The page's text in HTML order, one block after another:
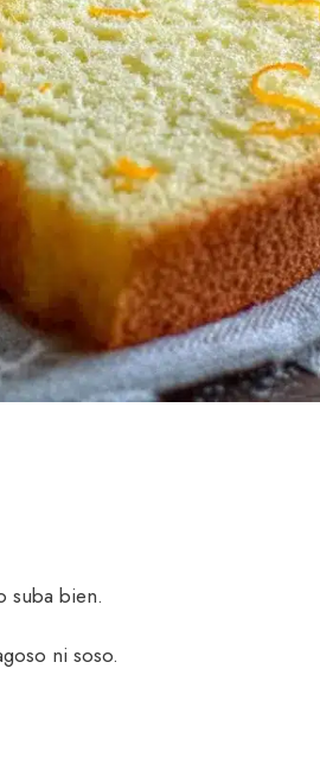
suba bien.
ni soso.